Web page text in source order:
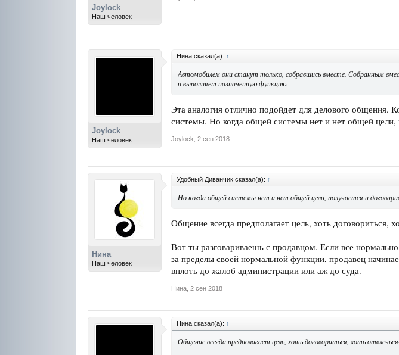
Joylock
Наш человек
Joylock
Наш человек
Нина сказал(а): ↑
Автомобилем они станут только, собравшись вместе. Собранным
и выполняет назначенную функцию.
Эта аналогия отлично подойдет для делового общения.
системы. Но когда общей системы нет и нет общей цели,
Joylock 2 сен 2018
Нина
Наш человек
Удобный Диванчик сказал(а): ↑
Но когда общей системы нет и нет общей цели, получается и
Общение всегда предполагает цель, хоть договориться,
Вот ты разговариваешь с продавцом. Если все
за пределы своей нормальной функции, продавец
вплоть до жалоб администрации или аж до суда.
Нина 2 сен 2018
Нина сказал(а): ↑
Общение всегда предполагает цель, хоть договориться, хоть